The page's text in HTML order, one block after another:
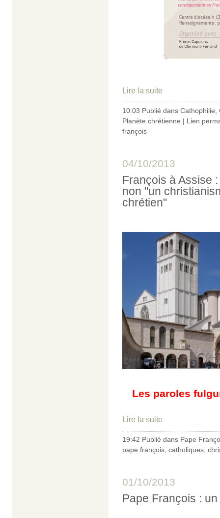
Lire la suite
10:03 Publié dans Cathophilie,
Planète chrétienne | Lien
françois
04/10/2013
François à Assise
non "un
chrétien"
Les paroles
Lire la suite
19:42 Publié dans Pape
pape françois, catholiques,
01/10/2013
Pape François :